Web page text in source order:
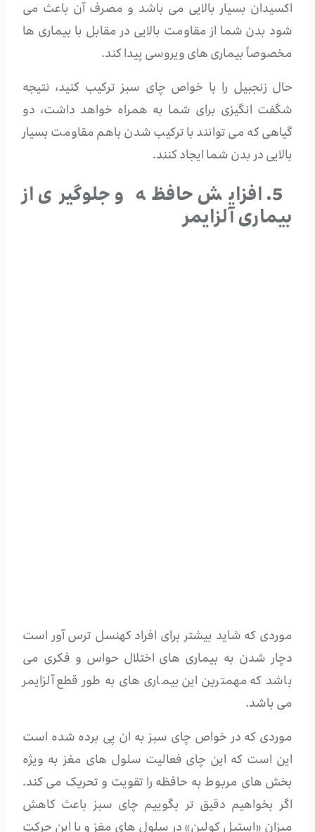
اکسیدان بسیار بالایی می باشد و مصرف آن باعث می
شود بدن شما از مقاومت بالایی در مقابل با بیماری ها
مخصوصاً بیماری های ویروسی پیدا کند.
حال زنجبیل را با خواص چای سبز ترکیب کنید، نتیجه
شگفت انگیزی برای شما به همراه خواهد داشت، دو
گیاهی که می توانند با ترکیب شدن باهم مقاومت بسیار
بالایی در بدن شما ایجاد کنند.
5. افزایش حافظه و جلوگیری از
بیماری آلزایمر
موردی که شاید بیشتر برای افراد کهنسل ترس آور است
دچار شدن به بیماری های اختلال حواس و فکری می
باشد که مهمترین این بیماری های به طور قطع آلزایمر
می باشد.
موردی که در خواص چای سبز به ان پی برده شده است
این است که این چای فعالیت سلول های مغز به ویژه
بخش های مربوط به حافظه را تقویت و تحریک می کند.
اگر بخواهیم دقیق تر بگوییم چای سبز باعث کاهش